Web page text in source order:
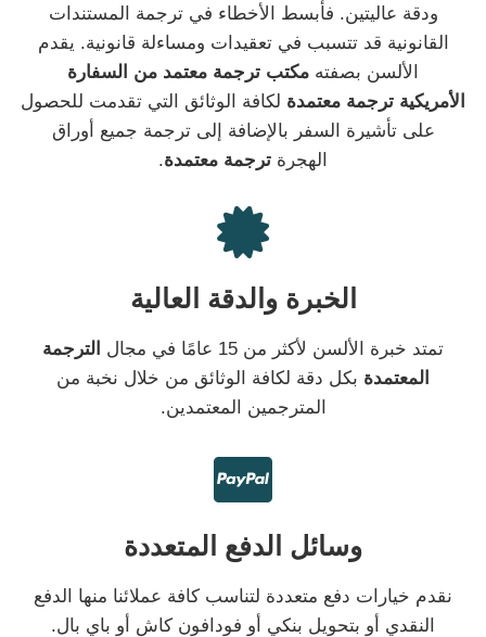
ودقة عاليتين. فأبسط الأخطاء في ترجمة المستندات
القانونية قد تتسبب في تعقيدات ومساءلة قانونية. يقدم
الألسن بصفته مكتب ترجمة معتمد من السفارة
الأمريكية ترجمة معتمدة لكافة الوثائق التي تقدمت للحصول
على تأشيرة السفر بالإضافة إلى ترجمة جميع أوراق
الهجرة ترجمة معتمدة.
الخبرة والدقة العالية
تمتد خبرة الألسن لأكثر من 15 عامًا في مجال
الترجمة
المعتمدة بكل دقة لكافة الوثائق من خلال نخبة من
المترجمين المعتمدين.
وسائل الدفع المتعددة
نقدم خيارات دفع متعددة لتناسب كافة عملائنا منها الدفع
النقدي أو بتحويل بنكي أو فودافون كاش أو باي بال.